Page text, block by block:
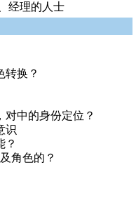
经理的人士
转换？
对中的身份定位？
识
？
角色的？